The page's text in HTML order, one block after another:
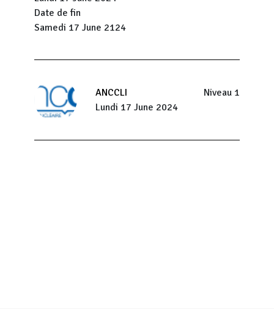
Date de fin
Samedi 17 June 2124
ANCCLI
Niveau 1
Lundi 17 June 2024